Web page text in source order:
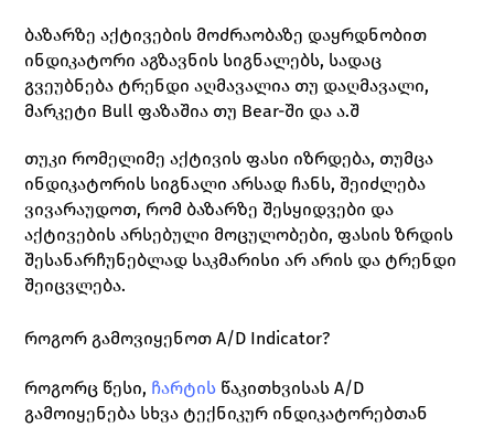
ბაზარზე აქტივების მოძრაობაზე დაყრდნობით
ინდიკატორი აგზავნის სიგნალებს, სადაც
გვეუბნება ტრენდი აღმავალია თუ დაღმავალი,
მარკეტი Bull ფაზაშია თუ Bear-ში და ა.შ
თუკი რომელიმე აქტივის ფასი იზრდება, თუმცა
ინდიკატორის სიგნალი არსად ჩანს, შეიძლება
ვივარაუდოთ, რომ ბაზარზე შესყიდვები და
აქტივების არსებული მოცულობები, ფასის ზრდის
შესანარჩუნებლად საკმარისი არ არის და ტრენდი
შეიცვლება.
როგორ გამოვიყენოთ A/D Indicator?
როგორც წესი, ჩარტის წაკითხვისას A/D
გამოიყენება სხვა ტექნიკურ ინდიკატორებთან